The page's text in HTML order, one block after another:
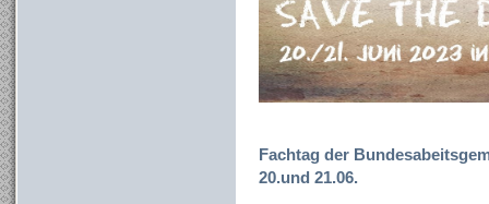
Fachtag der
20.und 21.06.